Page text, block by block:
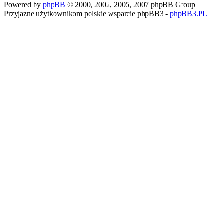
Powered by phpBB © 2000, 2002, 2005, 2007 phpBB Group
Przyjazne użytkownikom polskie wsparcie phpBB3 - phpBB3.PL